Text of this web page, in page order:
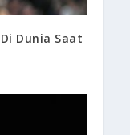
Dunia Saat